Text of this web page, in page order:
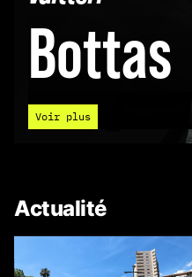
Bottas
Voir plus
Actualité